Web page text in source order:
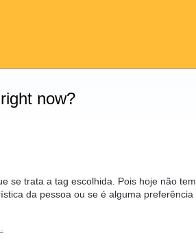
now?
se trata a tag escolhida. Pois hoje não tem
da pessoa ou se é alguma preferência